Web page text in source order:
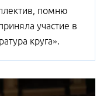
помню
участие в
круга».